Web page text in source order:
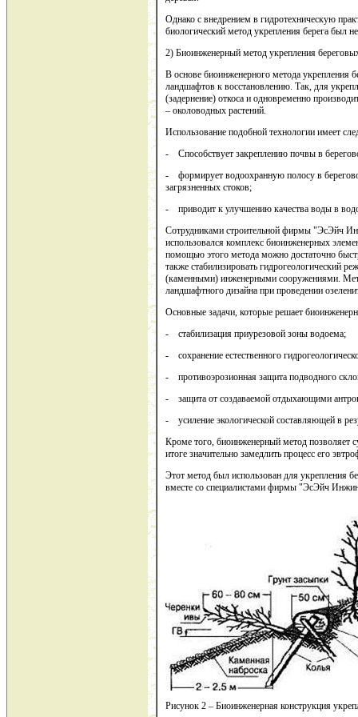
Однако с внедрением в гидротехническую
биологический метод укрепления берега был
2) Биоинженерный метод укрепления
В основе биоинженерного метода укрепления
ландшафтов к восстановлению. Так, для
(задернение) откоса и одновременно
– околоводных растений.
Использование подобной технологии имеет
- Способствует закреплению почвы в
- формирует водоохранную полосу в
загрязненных стоков;
- приводит к улучшению качества воды в
Сотрудниками строительной фирмы "ЭсЭйч
использовался комплекс биоинженерных
помощью этого метода можно достаточно
также стабилизировать гидрогеологический
(каменными) инженерными сооружениями.
ландшафтного дизайна при проведении
Основные задачи, которые решает
- стабилизация приурезовой зоны водоема;
- сохранение естественного
- противоэрозионная защита подводного
- защита от создаваемой отдыхающими
- усиление экологической составляющей в
Кроме того, биоинженерный метод позволяет
итоге значительно замедлить процесс его
Этот метод был использован для укрепления
вместе со специалистами фирмы "ЭсЭйч
Рисунок 2 – Биоинженерная конструкция